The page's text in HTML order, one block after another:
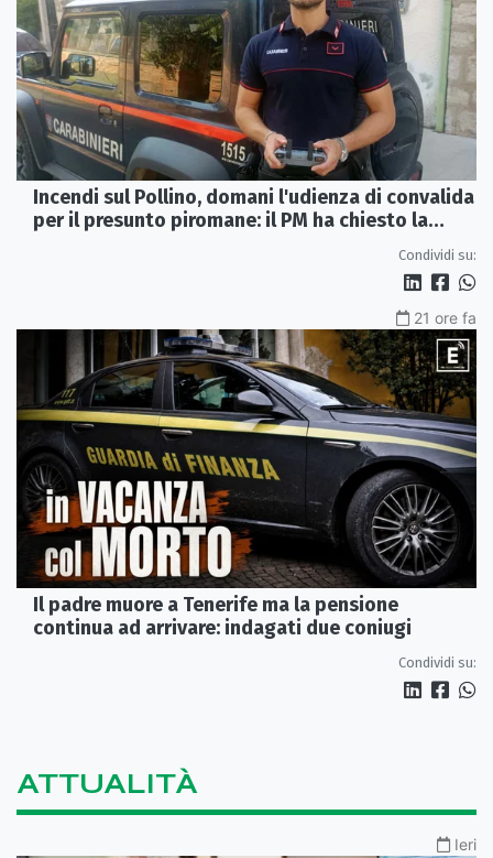
Incendi sul Pollino, domani l'udienza di convalida
per il presunto piromane: il PM ha chiesto la
Condividi su:
21 ore fa
Il padre muore a Tenerife ma la pensione
continua ad arrivare: indagati due coniugi
Condividi su:
ATTUALITÀ
Ieri